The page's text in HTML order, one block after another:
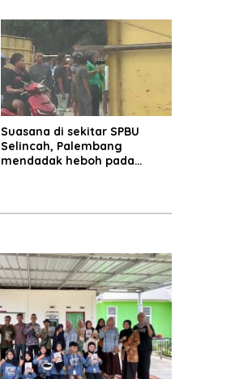
Suasana di sekitar SPBU
Selincah, Palembang
mendadak heboh pada